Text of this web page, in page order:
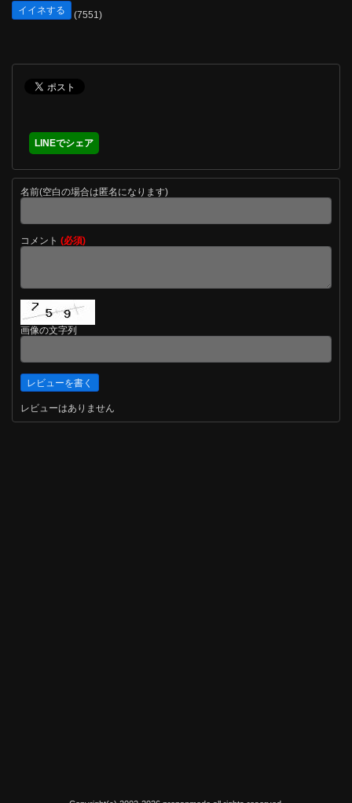
イイネする (7551)
LINEでシェア
名前(空白の場合は匿名になります)
コメント (必須)
画像の文字列
レビューはありません